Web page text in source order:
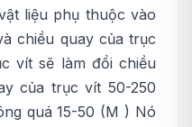
liệu phụ thuộc vào
chiều quay của trục
vít sẽ làm đổi chiều
của trục vít 50-250
quá 15-50 (M ) Nó